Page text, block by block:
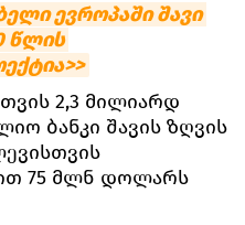
ევროპაში შავი
წლის
2,3 მილიარდ
ბანკი შავის ზღვის
75 მლნ დოლარს